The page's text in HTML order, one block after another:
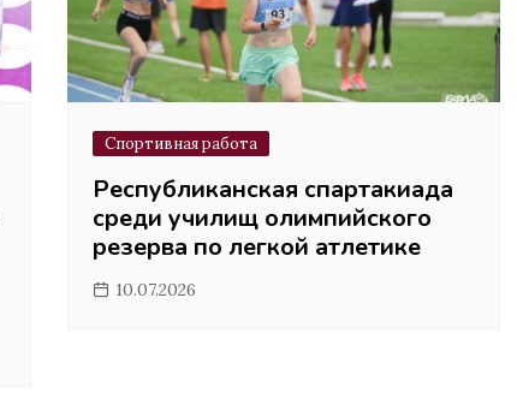
Спортивная работа
Республиканская спартакиада
среди училищ олимпийского
резерва по легкой атлетике
10.07.2026